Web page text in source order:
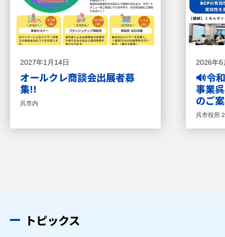
2027年1月14日
オールクレ商談会出展者募
集!!
呉市内
2026年6
🔊令
事業
のご
呉市役所
トピックス